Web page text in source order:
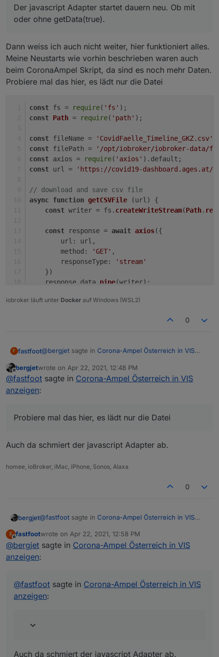
Der javascript Adapter startet dauern neu. Ob mit
oder ohne getData(true).
Dann weiss ich auch nicht weiter, hier funktioniert alles.
Meine Neustarts wie vorhin beschrieben waren auch
beim CoronaAmpel Skript, da sind es noch mehr Daten.
Probiere mal das hier, es lädt nur die Datei
const fs = require( 'fs' );
const Path = require( 'path' );
const fileName = 'CovidFaelle_Timeline_GKZ.csv'
const filePath =
'/opt/iobroker/iobroker-data/
const axios = require( 'axios' ). default
const url = 'https://covid19-dashboard.ages.at/
// download and save csv file
async
function getCSVFile (url) {
const writer = fs. createWriteStream(Path.
const response = await axios({
url : url,
method : 'GET' ,
responseType:
'stream'
    })
    response.
data pipe(writer);
return new Promise( (resolve, reject
getCSVFile (url);
iobroker läuft unter Docker auf Windows (WSL2)
0
F fastfoot@bergjet sagte in Corona-Ampel Österreich in VIS
@fastfoot
auch beim CoronaAmpel Skript, da sind es noch mehr
Daten. Probiere mal das hier, es lädt nur die Datei
const fs = require('fs');
const Path = require('path');
const fileName =
const filePath = '/opt/iobroker/iobroker-
const url = 'https://covid19-
        url: url,
        method: 'GET',
    return new Promise((resolve, reject) => {
        writer.on('finish', resolve)
Offline
bergjetwrote on Apr 22, 2021, 12:48 PM
last edited by
@fastfoot sagte in Corona-Ampel Österreich in VIS
anzeigen:
Probiere mal das hier, es lädt nur die Datei
Auch da schmiert der javascript Adapter ab.
homee, ioBroker, iMac, iPhone, Sonos, Alaxa
0
bergjet@fastfoot sagte in Corona-Ampel Österreich in VIS
Probiere mal das hier, es lädt nur die Datei
F
Offline
fastfootwrote on Apr 22, 2021, 12:58 PM
last edited by
@bergjet sagte in Corona-Ampel Österreich in VIS
anzeigen:
@fastfoot sagte in Corona-Ampel Österreich in VIS
anzeigen:
Auch da schmiert der javascript Adapter ab.